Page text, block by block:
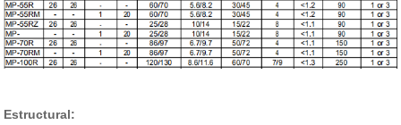
Estructural: